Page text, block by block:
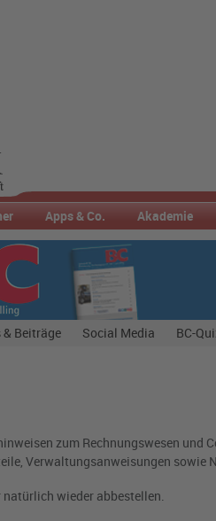
Apps & Co. Akademie
& Beiträge Social Media BC-
zum Rechnungswesen und
Verwaltungsanweisungen sowie
natürlich wieder abbestellen.